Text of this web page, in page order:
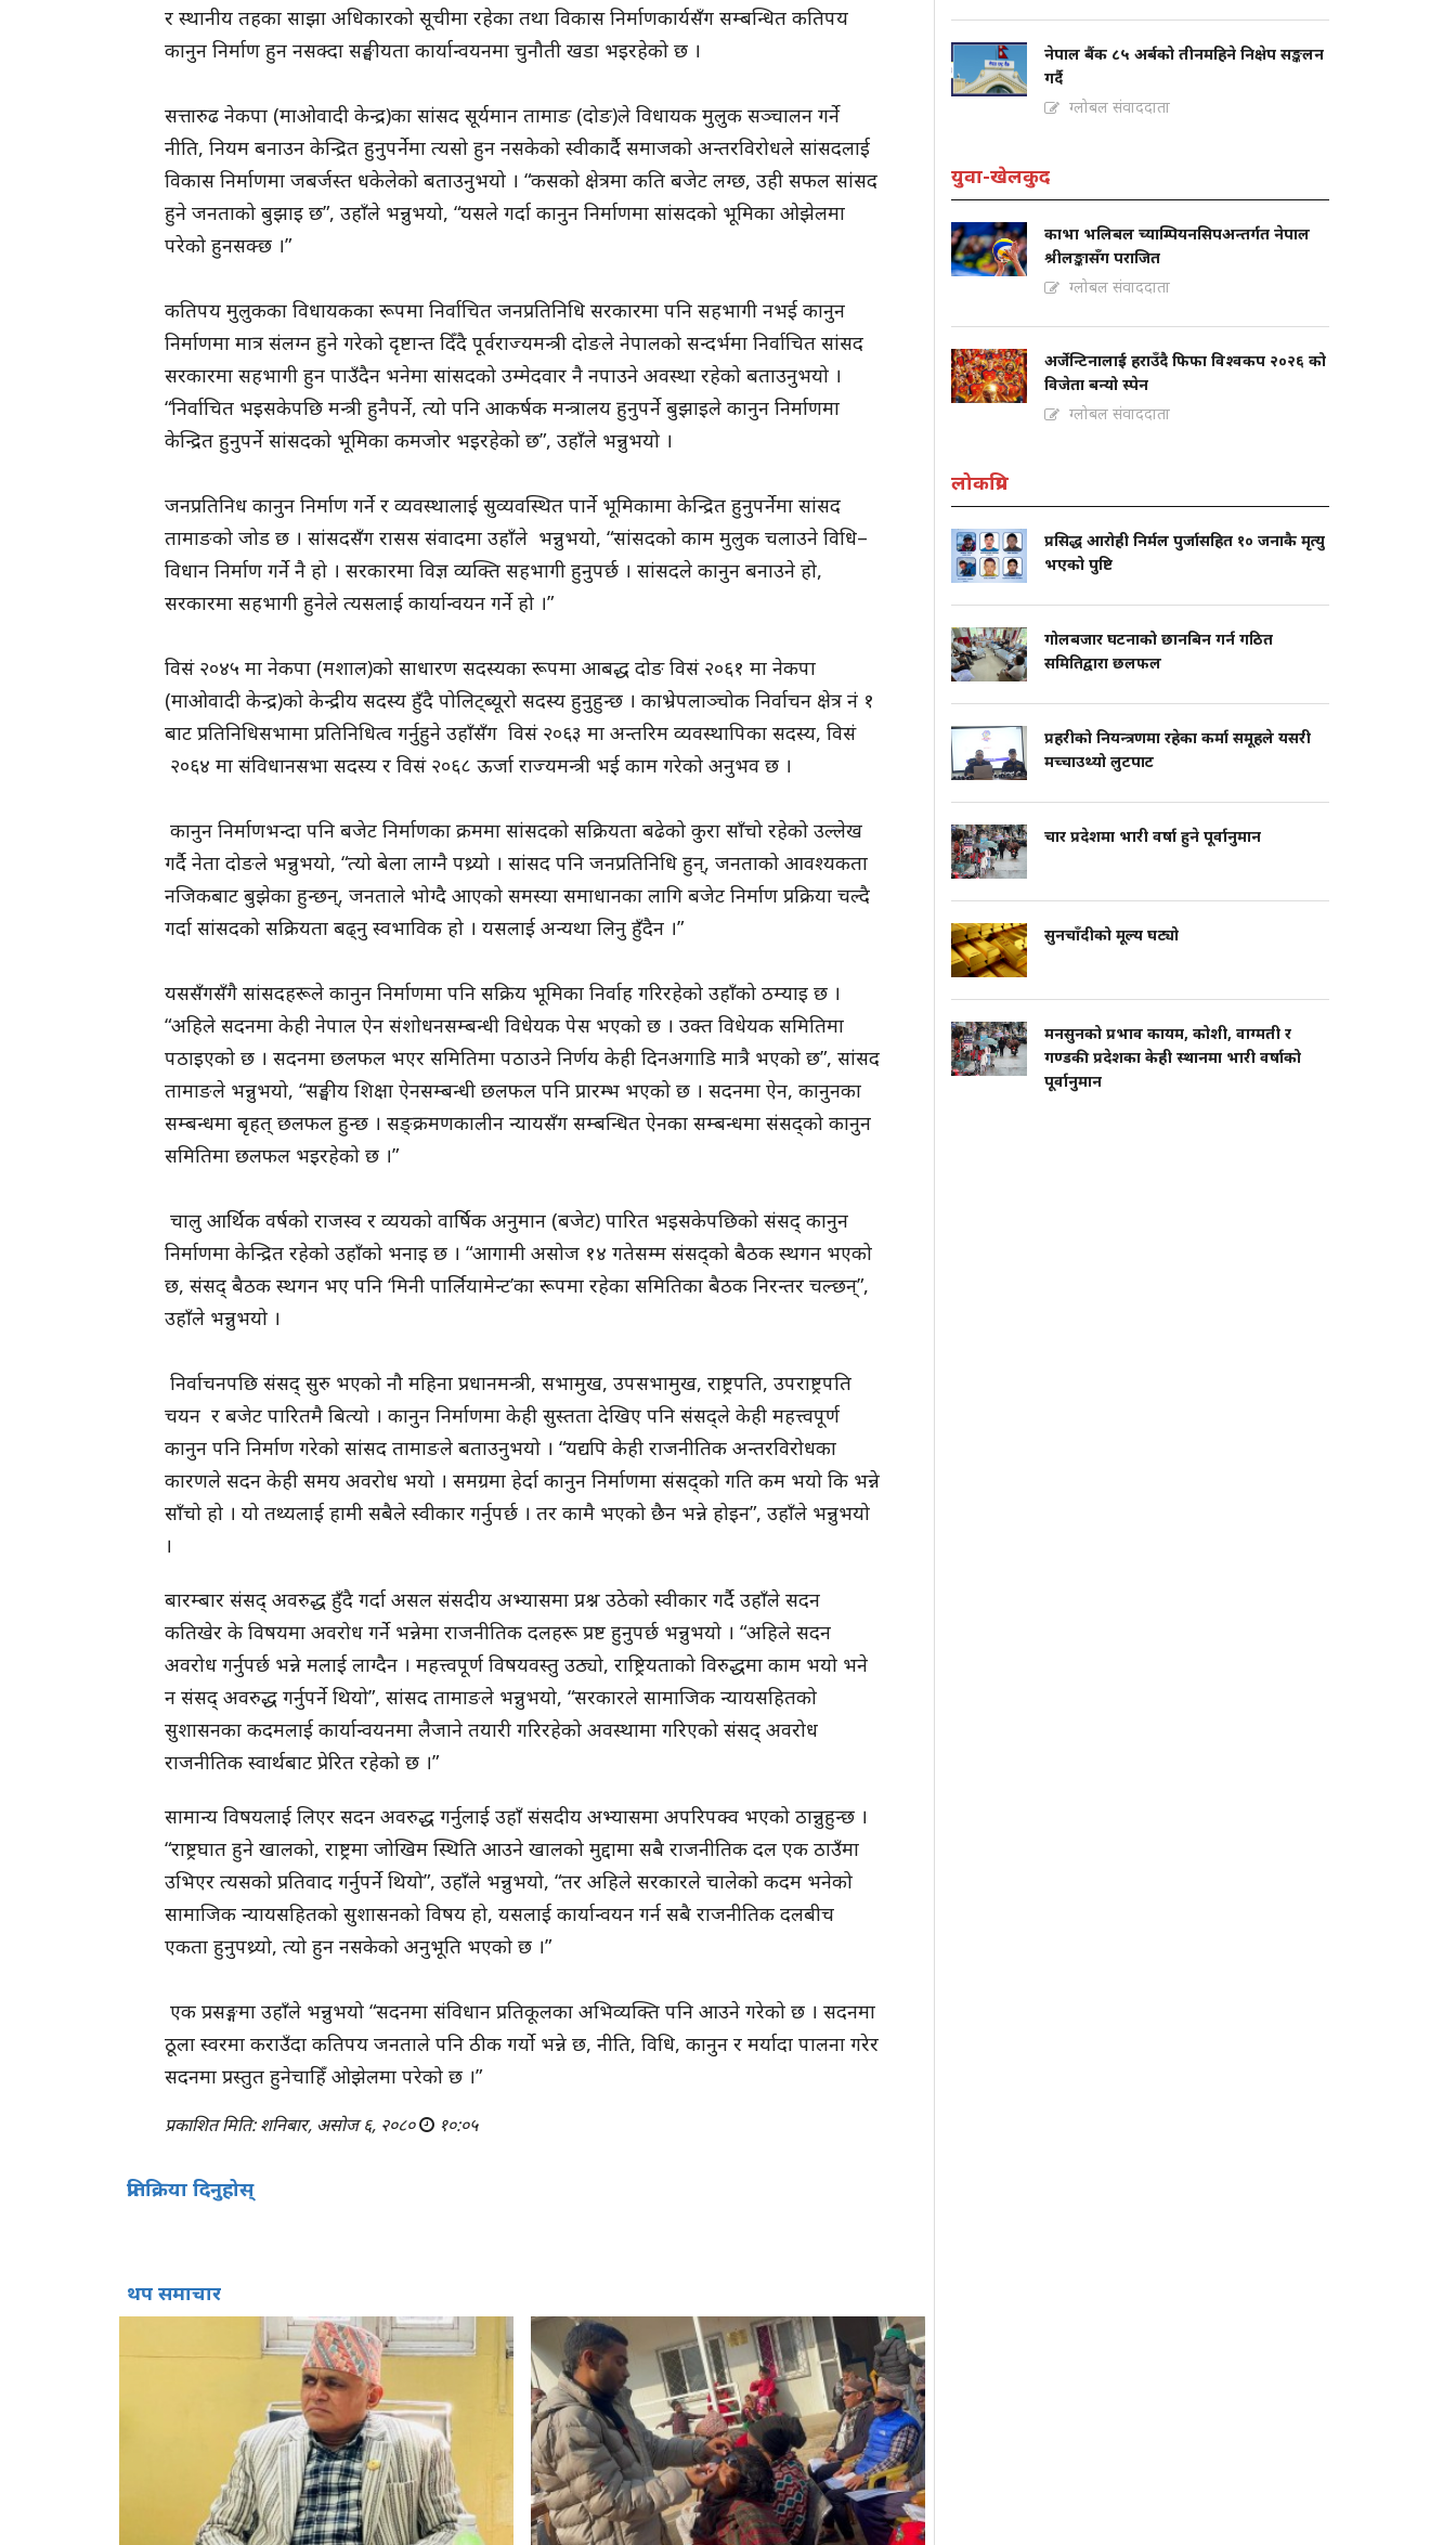
र स्थानीय तहका साझा अधिकारको सूचीमा रहेका तथा विकास निर्माणकार्यसँग सम्बन्धित कतिपय
कानुन निर्माण हुन नसक्दा सङ्घीयता कार्यान्वयनमा चुनौती खडा भइरहेको छ ।
सत्तारुढ नेकपा (माओवादी केन्द्र)का सांसद सूर्यमान तामाङ (दोङ)ले विधायक मुलुक सञ्चालन गर्ने
नीति, नियम बनाउन केन्द्रित हुनुपर्नेमा त्यसो हुन नसकेको स्वीकार्दै समाजको अन्तरविरोधले सांसदलाई
विकास निर्माणमा जबर्जस्त धकेलेको बताउनुभयो । “कसको क्षेत्रमा कति बजेट लग्छ, उही सफल सांसद
हुने जनताको बुझाइ छ”, उहाँले भन्नुभयो, “यसले गर्दा कानुन निर्माणमा सांसदको भूमिका ओझेलमा
परेको हुनसक्छ ।”
कतिपय मुलुकका विधायकका रूपमा निर्वाचित जनप्रतिनिधि सरकारमा पनि सहभागी नभई कानुन
निर्माणमा मात्र संलग्न हुने गरेको दृष्टान्त दिँदै पूर्वराज्यमन्त्री दोङले नेपालको सन्दर्भमा निर्वाचित सांसद
सरकारमा सहभागी हुन पाउँदैन भनेमा सांसदको उम्मेदवार नै नपाउने अवस्था रहेको बताउनुभयो ।
“निर्वाचित भइसकेपछि मन्त्री हुनैपर्ने, त्यो पनि आकर्षक मन्त्रालय हुनुपर्ने बुझाइले कानुन निर्माणमा
केन्द्रित हुनुपर्ने सांसदको भूमिका कमजोर भइरहेको छ”, उहाँले भन्नुभयो ।
जनप्रतिनिध कानुन निर्माण गर्ने र व्यवस्थालाई सुव्यवस्थित पार्ने भूमिकामा केन्द्रित हुनुपर्नेमा सांसद
तामाङको जोड छ । सांसदसँग रासस संवादमा उहाँले भन्नुभयो, “सांसदको काम मुलुक चलाउने विधि–
विधान निर्माण गर्ने नै हो । सरकारमा विज्ञ व्यक्ति सहभागी हुनुपर्छ । सांसदले कानुन बनाउने हो,
सरकारमा सहभागी हुनेले त्यसलाई कार्यान्वयन गर्ने हो ।”
विसं २०४५ मा नेकपा (मशाल)को साधारण सदस्यका रूपमा आबद्ध दोङ विसं २०६१ मा नेकपा
(माओवादी केन्द्र)को केन्द्रीय सदस्य हुँदै पोलिट्ब्यूरो सदस्य हुनुहुन्छ । काभ्रेपलाञ्चोक निर्वाचन क्षेत्र नं १
बाट प्रतिनिधिसभामा प्रतिनिधित्व गर्नुहुने उहाँसँग विसं २०६३ मा अन्तरिम व्यवस्थापिका सदस्य, विसं
२०६४ मा संविधानसभा सदस्य र विसं २०६८ ऊर्जा राज्यमन्त्री भई काम गरेको अनुभव छ ।
कानुन निर्माणभन्दा पनि बजेट निर्माणका क्रममा सांसदको सक्रियता बढेको कुरा साँचो रहेको उल्लेख
गर्दै नेता दोङले भन्नुभयो, “त्यो बेला लाग्नै पथ्र्यो । सांसद पनि जनप्रतिनिधि हुन्, जनताको आवश्यकता
नजिकबाट बुझेका हुन्छन्, जनताले भोग्दै आएको समस्या समाधानका लागि बजेट निर्माण प्रक्रिया चल्दै
गर्दा सांसदको सक्रियता बढ्नु स्वभाविक हो । यसलाई अन्यथा लिनु हुँदैन ।”
यससँगसँगै सांसदहरूले कानुन निर्माणमा पनि सक्रिय भूमिका निर्वाह गरिरहेको उहाँको ठम्याइ छ ।
“अहिले सदनमा केही नेपाल ऐन संशोधनसम्बन्धी विधेयक पेस भएको छ । उक्त विधेयक समितिमा
पठाइएको छ । सदनमा छलफल भएर समितिमा पठाउने निर्णय केही दिनअगाडि मात्रै भएको छ”, सांसद
तामाङले भन्नुभयो, “सङ्घीय शिक्षा ऐनसम्बन्धी छलफल पनि प्रारम्भ भएको छ । सदनमा ऐन, कानुनका
सम्बन्धमा बृहत् छलफल हुन्छ । सङ्क्रमणकालीन न्यायसँग सम्बन्धित ऐनका सम्बन्धमा संसद्को कानुन
समितिमा छलफल भइरहेको छ ।”
चालु आर्थिक वर्षको राजस्व र व्ययको वार्षिक अनुमान (बजेट) पारित भइसकेपछिको संसद् कानुन
निर्माणमा केन्द्रित रहेको उहाँको भनाइ छ । “आगामी असोज १४ गतेसम्म संसद्को बैठक स्थगन भएको
छ, संसद् बैठक स्थगन भए पनि ‘मिनी पार्लियामेन्ट’का रूपमा रहेका समितिका बैठक निरन्तर चल्छन्”,
उहाँले भन्नुभयो ।
निर्वाचनपछि संसद् सुरु भएको नौ महिना प्रधानमन्त्री, सभामुख, उपसभामुख, राष्ट्रपति, उपराष्ट्रपति
चयन र बजेट पारितमै बित्यो । कानुन निर्माणमा केही सुस्तता देखिए पनि संसद्ले केही महत्त्वपूर्ण
कानुन पनि निर्माण गरेको सांसद तामाङले बताउनुभयो । “यद्यपि केही राजनीतिक अन्तरविरोधका
कारणले सदन केही समय अवरोध भयो । समग्रमा हेर्दा कानुन निर्माणमा संसद्को गति कम भयो कि भन्ने
साँचो हो । यो तथ्यलाई हामी सबैले स्वीकार गर्नुपर्छ । तर कामै भएको छैन भन्ने होइन”, उहाँले भन्नुभयो
।
बारम्बार संसद् अवरुद्ध हुँदै गर्दा असल संसदीय अभ्यासमा प्रश्न उठेको स्वीकार गर्दै उहाँले सदन
कतिखेर के विषयमा अवरोध गर्ने भन्नेमा राजनीतिक दलहरू प्रष्ट हुनुपर्छ भन्नुभयो । “अहिले सदन
अवरोध गर्नुपर्छ भन्ने मलाई लाग्दैन । महत्त्वपूर्ण विषयवस्तु उठ्यो, राष्ट्रियताको विरुद्धमा काम भयो भने
न संसद् अवरुद्ध गर्नुपर्ने थियो”, सांसद तामाङले भन्नुभयो, “सरकारले सामाजिक न्यायसहितको
सुशासनका कदमलाई कार्यान्वयनमा लैजाने तयारी गरिरहेको अवस्थामा गरिएको संसद् अवरोध
राजनीतिक स्वार्थबाट प्रेरित रहेको छ ।”
सामान्य विषयलाई लिएर सदन अवरुद्ध गर्नुलाई उहाँ संसदीय अभ्यासमा अपरिपक्व भएको ठान्नुहुन्छ ।
“राष्ट्रघात हुने खालको, राष्ट्रमा जोखिम स्थिति आउने खालको मुद्दामा सबै राजनीतिक दल एक ठाउँमा
उभिएर त्यसको प्रतिवाद गर्नुपर्ने थियो”, उहाँले भन्नुभयो, “तर अहिले सरकारले चालेको कदम भनेको
सामाजिक न्यायसहितको सुशासनको विषय हो, यसलाई कार्यान्वयन गर्न सबै राजनीतिक दलबीच
एकता हुनुपथ्र्यो, त्यो हुन नसकेको अनुभूति भएको छ ।”
एक प्रसङ्गमा उहाँले भन्नुभयो “सदनमा संविधान प्रतिकूलका अभिव्यक्ति पनि आउने गरेको छ । सदनमा
ठूला स्वरमा कराउँदा कतिपय जनताले पनि ठीक गर्यो भन्ने छ, नीति, विधि, कानुन र मर्यादा पालना गरेर
सदनमा प्रस्तुत हुनेचाहिँ ओझेलमा परेको छ ।”
प्रकाशित मिति: शनिबार, असोज ६, २०८० १०:०५
प्रतिक्रिया दिनुहोस्
थप समाचार
नेपाल बैंक ८५ अर्बको तीनमहिने निक्षेप सङ्कलन
गर्दै
ग्लोबल संवाददाता
युवा-खेलकुद
काभा भलिबल च्याम्पियनसिपअन्तर्गत नेपाल
श्रीलङ्कासँग पराजित
ग्लोबल संवाददाता
अर्जेन्टिनालाई हराउँदै फिफा विश्वकप २०२६ को
विजेता बन्यो स्पेन
ग्लोबल संवाददाता
लोकप्रिय
प्रसिद्ध आरोही निर्मल पुर्जासहित १० जनाकै मृत्यु
भएको पुष्टि
गोलबजार घटनाको छानबिन गर्न गठित
समितिद्वारा छलफल
प्रहरीको नियन्त्रणमा रहेका कर्मा समूहले यसरी
मच्चाउथ्यो लुटपाट
चार प्रदेशमा भारी वर्षा हुने पूर्वानुमान
सुनचाँदीको मूल्य घट्यो
मनसुनको प्रभाव कायम, कोशी, वाग्मती र
गण्डकी प्रदेशका केही स्थानमा भारी वर्षाको
पूर्वानुमान